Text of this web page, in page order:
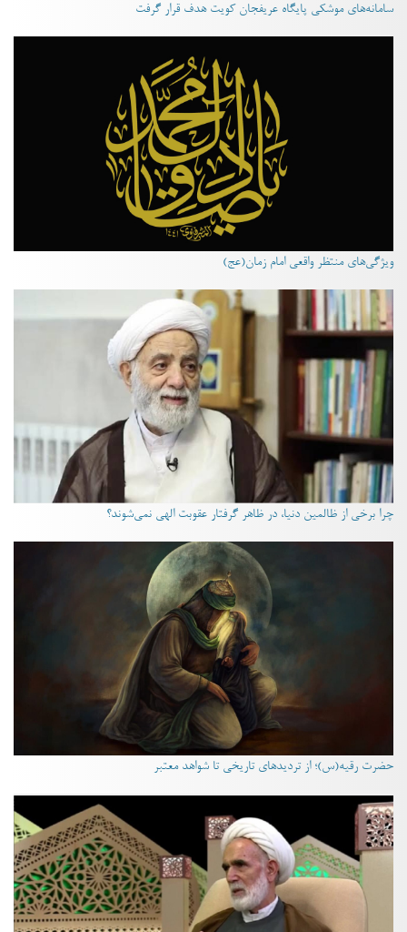
سامانه‌های موشکی پایگاه عریفجان کویت هدف قرار گرفت
ویژگی‌های منتظر واقعی امام زمان(عج)
چرا برخی از ظالمین دنیا، در ظاهر گرفتار عقوبت الهی نمی‌شوند؟
حضرت رقیه(س)؛ از تردیدهای تاریخی تا شواهد معتبر